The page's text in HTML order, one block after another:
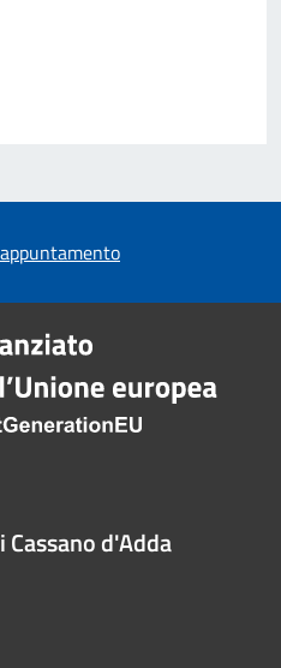
Cassano d'Adda